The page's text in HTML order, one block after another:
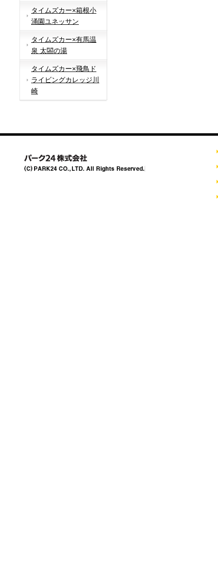
タイムズカー×箱根小
涌園ユネッサン
タイムズカー×有馬温
泉 太閤の湯
タイムズカー×飛鳥ド
ライビングカレッジ川
崎